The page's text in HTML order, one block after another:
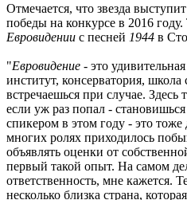
Отмечается, что звезда
победы на конкурсе в 2016
Евровидении с песней 1944 в
"Евровидение - это
институт, консерватория,
встречаешься при случае. Здесь
если уж раз попал -
спикером в этом году - это
многих ролях приходилось
объявлять оценки от
первый такой опыт. На самом
ответственность, мне кажется.
несколько близка страна,